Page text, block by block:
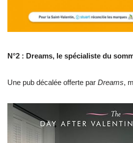
N°2 : Dreams, le spécialiste du
Une pub décalée offerte par Dreams,